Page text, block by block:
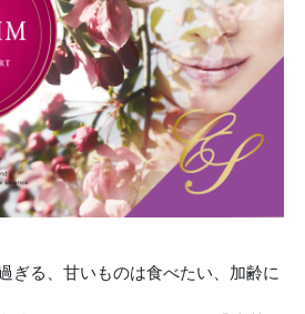
ぎる、甘いものは食べたい、加齢に